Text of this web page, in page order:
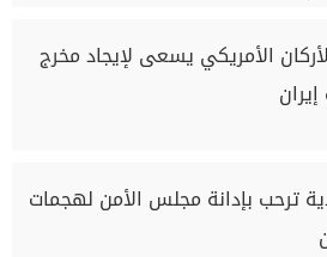
الأمريكي يسعى لإيجاد مخرج
ترحب بإدانة مجلس الأمن لهجمات